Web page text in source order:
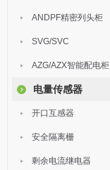
ANDPF精密列头柜
SVG/SVC
AZG/AZX智能配电柜
电量传感器
开口互感器
安全隔离栅
剩余电流继电器